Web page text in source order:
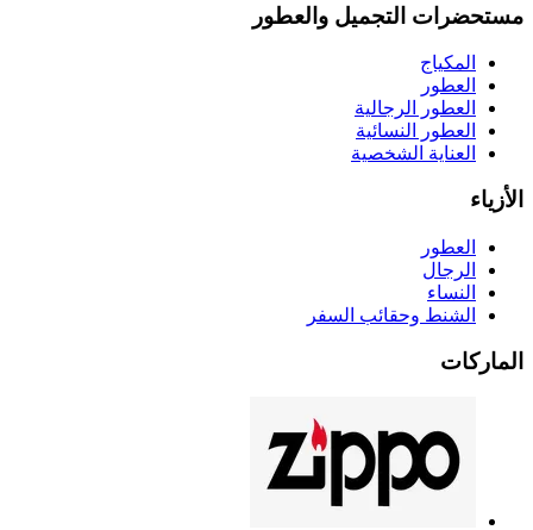
مستحضرات التجميل والعطور
المكياج
العطور
العطور الرجالية
العطور النسائية
العناية الشخصية
الأزياء
العطور
الرجال
النساء
الشنط وحقائب السفر
الماركات